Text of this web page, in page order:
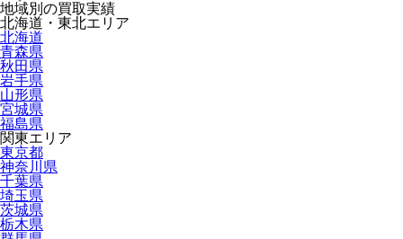
地域別の買取実績
北海道・東北エリア
北海道
青森県
秋田県
岩手県
山形県
宮城県
福島県
関東エリア
東京都
神奈川県
千葉県
埼玉県
茨城県
栃木県